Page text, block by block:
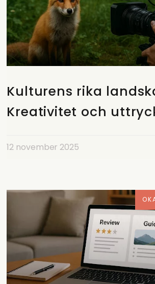
Kulturens rika
Kreativitet och
12 november 2025